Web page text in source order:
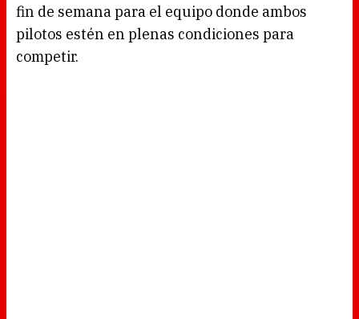
fin de semana para el equipo donde ambos
pilotos estén en plenas condiciones para
competir.